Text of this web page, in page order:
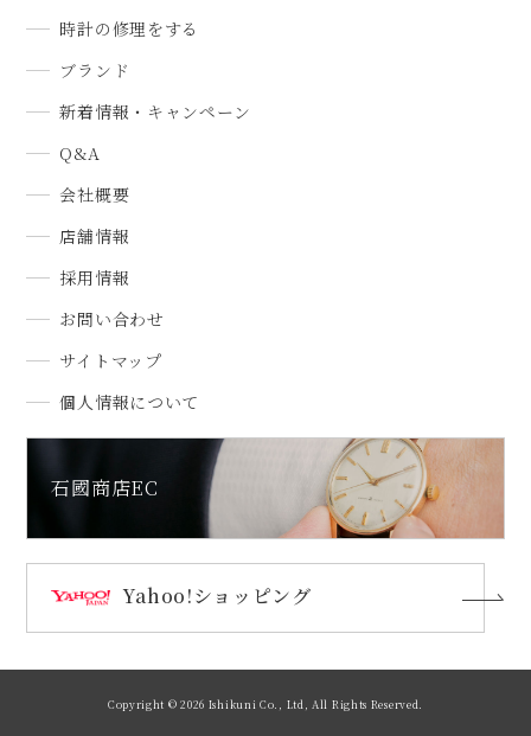
時計の修理をする
ブランド
新着情報・キャンペーン
Q&A
会社概要
店舗情報
採用情報
お問い合わせ
サイトマップ
個人情報について
石國商店EC
Yahoo!ショッピング
Copyright ©2026 Ishikuni Co., Ltd, All Rights Reserved.